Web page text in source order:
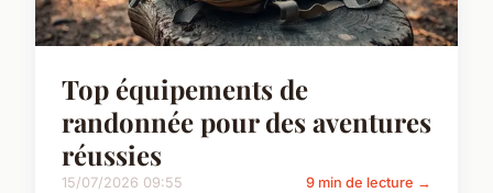
Top équipements de
randonnée pour des aventures
réussies
15/07/2026 09:55 9 min de lecture →